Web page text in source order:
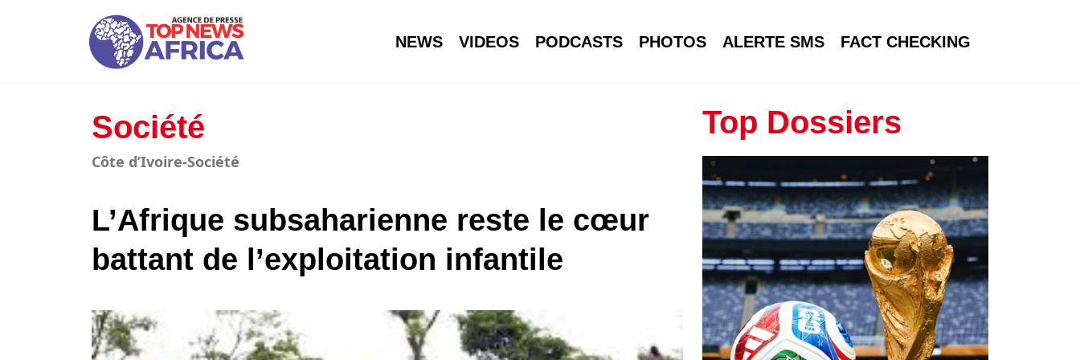
NEWS VIDEOS PODCASTS PHOTOS ALERTE SMS FACT CHECKING
Société
Côte d’Ivoire-Société
L’Afrique subsaharienne reste le cœur
battant de l’exploitation infantile
Top Dossiers